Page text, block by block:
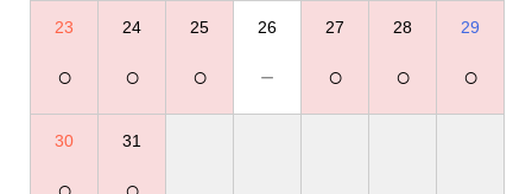
23
○
24
○
25
○
26
－
27
○
28
○
29
○
30 31